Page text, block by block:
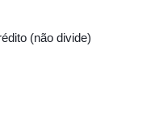
(não divide)